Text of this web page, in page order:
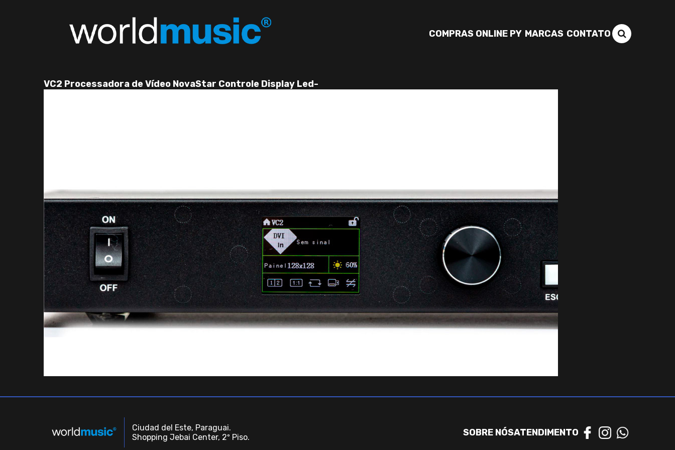
COMPRAS ONLINE PY MARCAS CONTATO
VC2 Processadora de Vídeo NovaStar Controle Display Led-
Ciudad del Este, Paraguai.
Shopping Jebai Center, 2º Piso.
SOBRE NÓSATENDIMENTO